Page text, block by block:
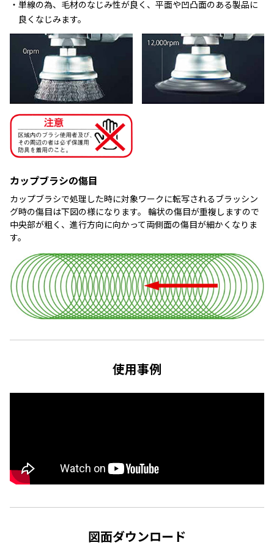
単線の為、毛材のなじみ性が良く、平面や凹凸面のある製品に
良くなじみます。
カップブラシの傷目
カップブラシで処理した時に対象ワークに転写されるブラッシン
グ時の傷目は下図の様になります。 輪状の傷目が重複しますので
中央部が粗く、進行方向に向かって両側面の傷目が細かくなりま
す。
使用事例
図面ダウンロード